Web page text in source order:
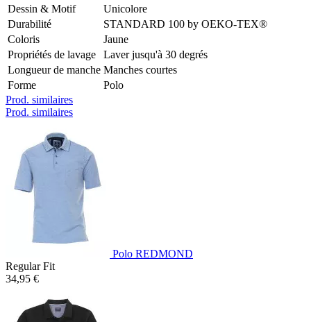
Dessin & Motif
Unicolore
Durabilité
STANDARD 100 by OEKO-TEX®
Coloris
Jaune
Propriétés de lavage
Laver jusqu'à 30 degrés
Longueur de manche Manches courtes
Forme
Polo
Prod. similaires
Prod. similaires
Polo REDMOND
Regular Fit
34,95 €